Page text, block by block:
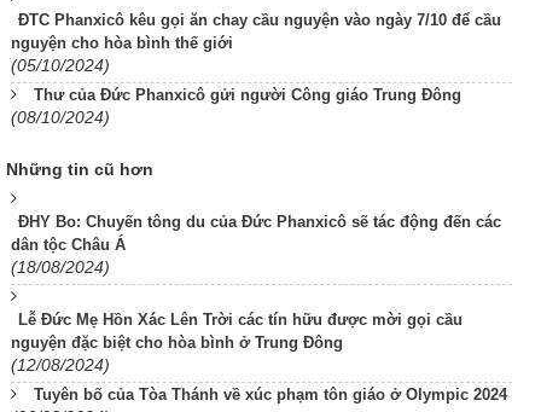
ĐTC Phanxicô kêu gọi ăn chay cầu nguyện vào ngày 7/10 để cầu
nguyện cho hòa bình thế giới
(05/10/2024)
Thư của Đức Phanxicô gửi người Công giáo Trung Đông
(08/10/2024)
Những tin cũ hơn
ĐHY Bo: Chuyến tông du của Đức Phanxicô sẽ tác động đến các
dân tộc Châu Á
(18/08/2024)
Lễ Đức Mẹ Hồn Xác Lên Trời các tín hữu được mời gọi cầu
nguyện đặc biệt cho hòa bình ở Trung Đông
(12/08/2024)
Tuyên bố của Tòa Thánh về xúc phạm tôn giáo ở Olympic 2024